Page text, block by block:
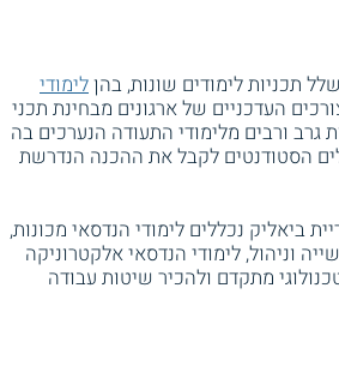
תכניות לימודים שונות, בהןלימודי
העדכניים של ארגונים מבחינת תכני
גרב ורבים מלימודי התעודה הנערכים בה
הסטודנטים לקבל את ההכנה הנדרשת
ביאליק נכללים לימודי הנדסאי מכונות,
וניהול, לימודי הנדסאי אלקטרוניקה
מתקדם ולהכיר שיטות עבודה